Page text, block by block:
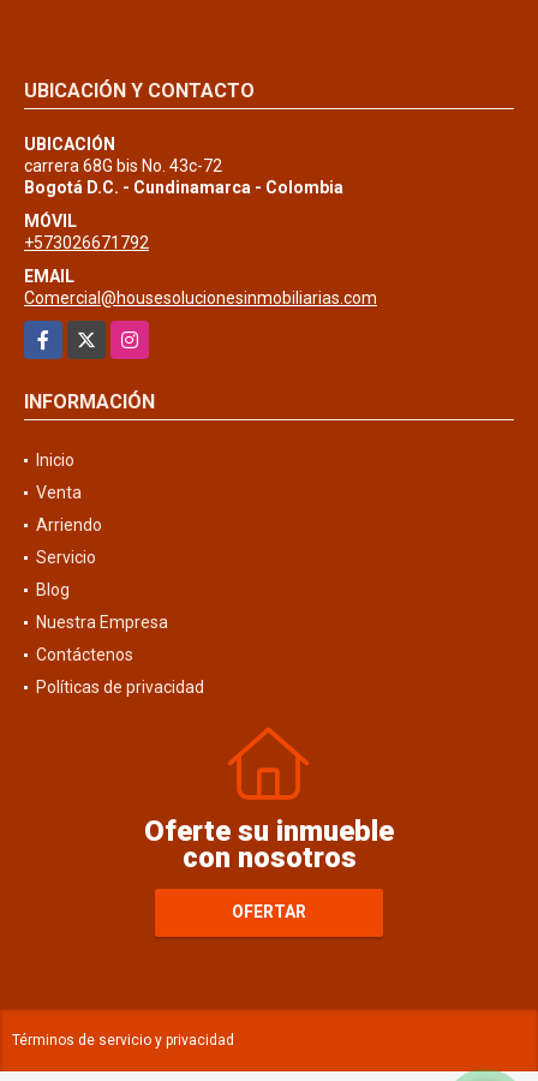
UBICACIÓN Y CONTACTO
UBICACIÓN
carrera 68G bis No. 43c-72
Bogotá D.C. - Cundinamarca - Colombia
MÓVIL
+573026671792
EMAIL
Comercial@housesolucionesinmobiliarias.com
Facebook
Instagram
INFORMACIÓN
Inicio
Venta
Arriendo
Servicio
Blog
Nuestra Empresa
Contáctenos
Políticas de privacidad
Oferte su inmueble
con nosotros
OFERTAR
Términos de servicio y privacidad